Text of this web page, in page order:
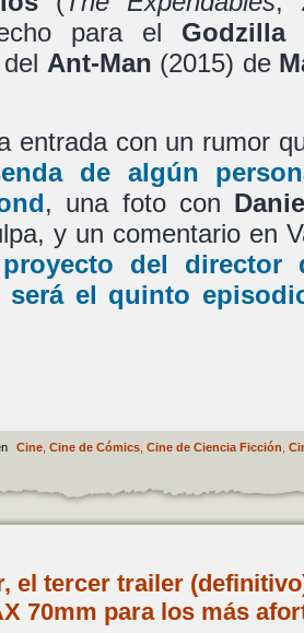
para el Godzilla
Ant-Man (2015) de
entrada con un rumor
de algún
, una foto con
y un comentario en
del
será el quinto
Cine, Cine de Cómics, Cine de Ciencia Ficción
el tercer trailer
70mm para los más